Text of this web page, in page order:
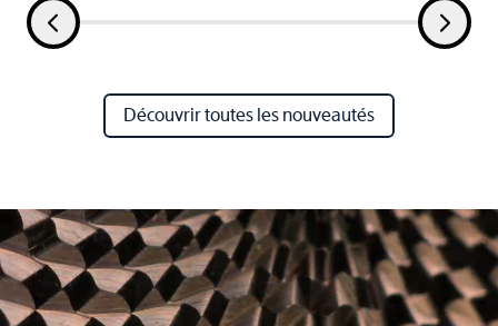
Découvrir toutes les nouveautés